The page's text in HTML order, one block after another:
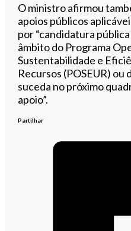
O ministro afirmou
apoios públicos
por “candidatura
âmbito do Programa
Sustentabilidade e
Recursos (POSEUR) ou
suceda no próximo
apoio”.
Partilhar